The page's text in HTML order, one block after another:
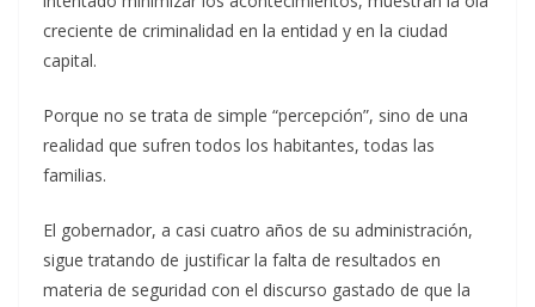
creciente de criminalidad en la entidad y en la ciudad
capital.
Porque no se trata de simple “percepción”, sino de una
realidad que sufren todos los habitantes, todas las
familias.
El gobernador, a casi cuatro años de su administración,
sigue tratando de justificar la falta de resultados en
materia de seguridad con el discurso gastado de que la